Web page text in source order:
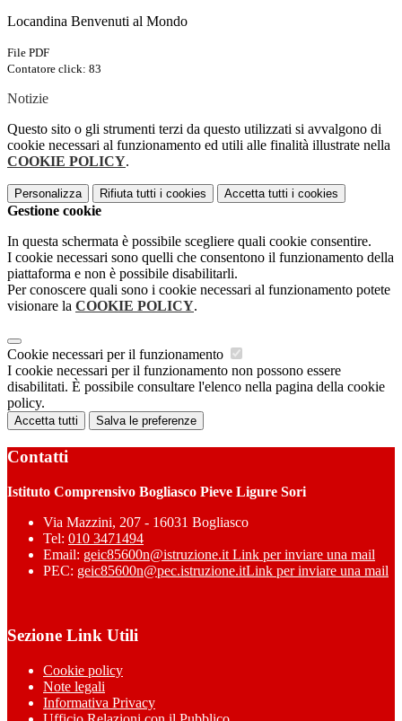
Locandina Benvenuti al Mondo
File PDF
Contatore click: 83
Notizie
Questo sito o gli strumenti terzi da questo utilizzati si avvalgono di
cookie necessari al funzionamento ed utili alle finalità illustrate nella
COOKIE POLICY.
Personalizza Rifiuta tutti i cookies Accetta tutti i cookies
Gestione cookie
In questa schermata è possibile scegliere quali cookie consentire.
I cookie necessari sono quelli che consentono il funzionamento della
piattaforma e non è possibile disabilitarli.
Per conoscere quali sono i cookie necessari al funzionamento potete
visionare la COOKIE POLICY.
Cookie necessari per il funzionamento
I cookie necessari per il funzionamento non possono essere
disabilitati. È possibile consultare l'elenco nella pagina della cookie
policy.
Accetta tutti Salva le preferenze
Contatti
Istituto Comprensivo Bogliasco Pieve Ligure Sori
Via Mazzini, 207 - 16031 Bogliasco
Tel: 010 3471494
Email: geic85600n@istruzione.it Link per inviare una mail
PEC: geic85600n@pec.istruzione.itLink per inviare una mail
Sezione Link Utili
Cookie policy
Note legali
Informativa Privacy